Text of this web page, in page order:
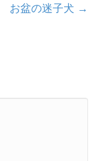
お盆の迷子犬 →